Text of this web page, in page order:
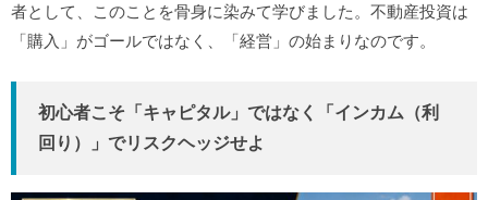
者として、このことを骨身に染みて学びました。不動産投資は
「購入」がゴールではなく、「経営」の始まりなのです。
初心者こそ「キャピタル」ではなく「インカム（利
回り）」でリスクヘッジせよ